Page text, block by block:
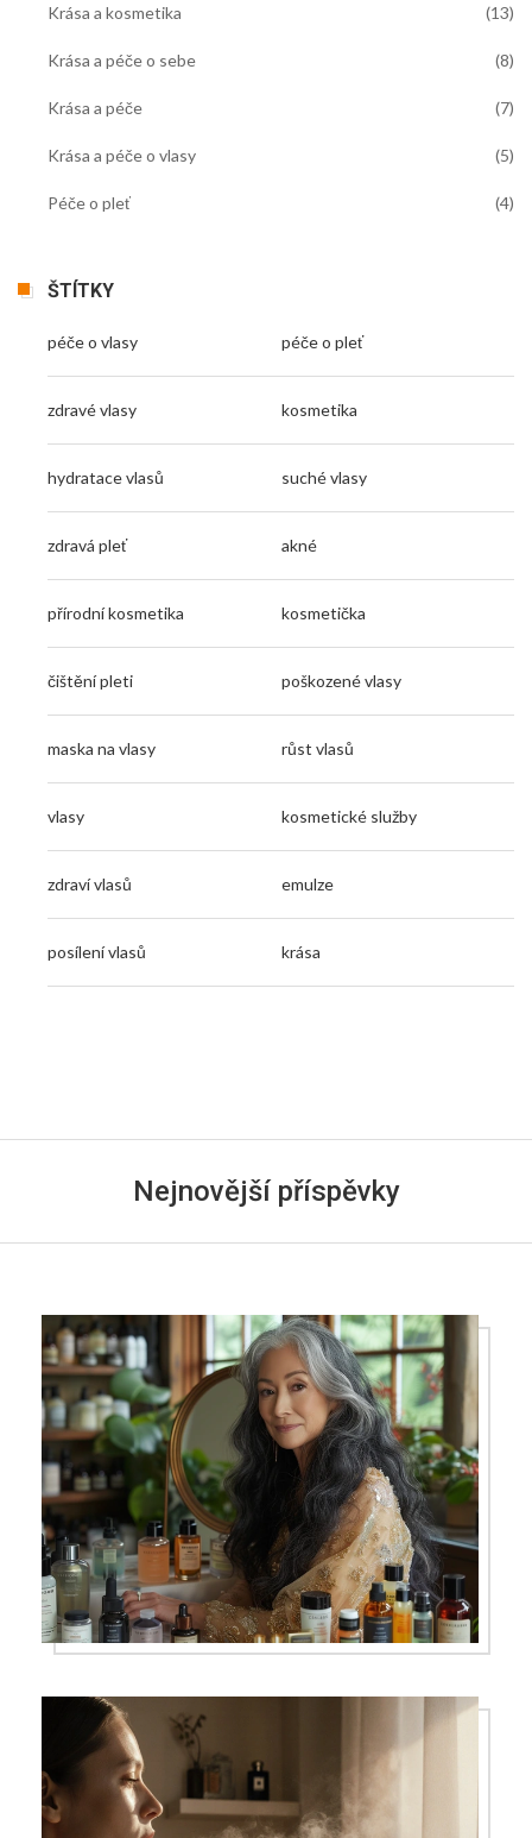
Krása a kosmetika (13)
Krása a péče o sebe (8)
Krása a péče (7)
Krása a péče o vlasy (5)
Péče o pleť (4)
ŠTÍTKY
péče o vlasy péče o pleť
zdravé vlasy kosmetika
hydratace vlasů suché vlasy
zdravá pleť akné
přírodní kosmetika kosmetička
čištění pleti poškozené vlasy
maska na vlasy růst vlasů
vlasy kosmetické služby
zdraví vlasů emulze
posílení vlasů krása
Nejnovější příspěvky